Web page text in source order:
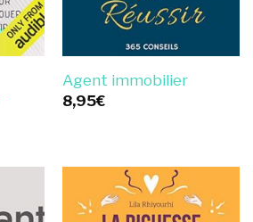
Agent immobilier
8,95€